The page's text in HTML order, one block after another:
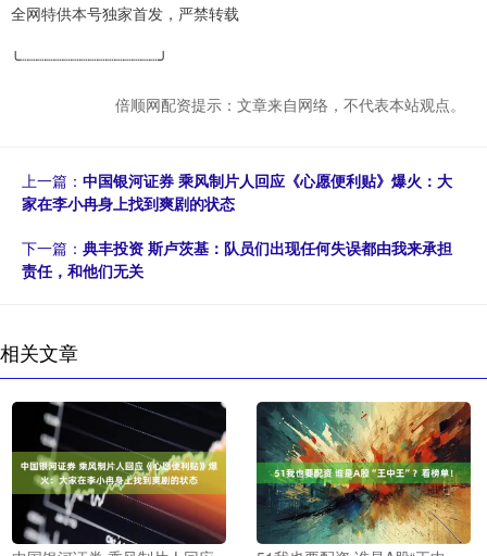
全网特供本号独家首发，严禁转载
╰┈┈┈┈┈┈┈┈┈┈┈┈┈┈┈┈╯
倍顺网配资提示：文章来自网络，不代表本站观点。
上一篇： 中国银河证券 乘风制片人回应《心愿便利贴》爆火：大
家在李小冉身上找到爽剧的状态
下一篇： 典丰投资 斯卢茨基：队员们出现任何失误都由我来承担
责任，和他们无关
相关文章